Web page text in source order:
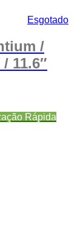
Esgotado
/
11.6″
Rápida